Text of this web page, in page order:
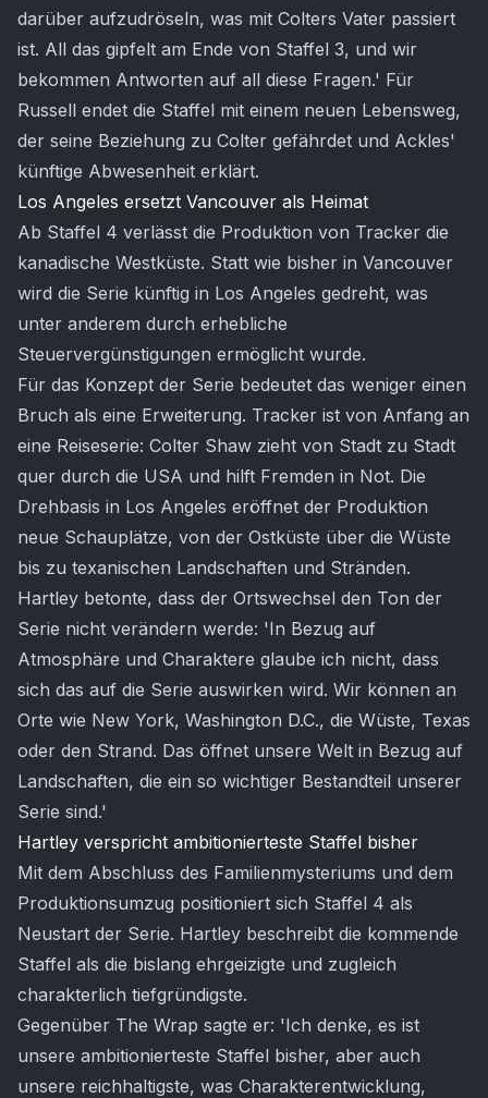
darüber aufzudröseln, was mit Colters Vater passiert
ist. All das gipfelt am Ende von Staffel 3, und wir
bekommen Antworten auf all diese Fragen.' Für
Russell endet die Staffel mit einem neuen Lebensweg,
der seine Beziehung zu Colter gefährdet und Ackles'
künftige Abwesenheit erklärt.
Los Angeles ersetzt Vancouver als Heimat
Ab Staffel 4 verlässt die Produktion von Tracker die
kanadische Westküste. Statt wie bisher in Vancouver
wird die Serie künftig in Los Angeles gedreht, was
unter anderem durch erhebliche
Steuervergünstigungen ermöglicht wurde.
Für das Konzept der Serie bedeutet das weniger einen
Bruch als eine Erweiterung. Tracker ist von Anfang an
eine Reiseserie: Colter Shaw zieht von Stadt zu Stadt
quer durch die USA und hilft Fremden in Not. Die
Drehbasis in Los Angeles eröffnet der Produktion
neue Schauplätze, von der Ostküste über die Wüste
bis zu texanischen Landschaften und Stränden.
Hartley betonte, dass der Ortswechsel den Ton der
Serie nicht verändern werde: 'In Bezug auf
Atmosphäre und Charaktere glaube ich nicht, dass
sich das auf die Serie auswirken wird. Wir können an
Orte wie New York, Washington D.C., die Wüste, Texas
oder den Strand. Das öffnet unsere Welt in Bezug auf
Landschaften, die ein so wichtiger Bestandteil unserer
Serie sind.'
Hartley verspricht ambitionierteste Staffel bisher
Mit dem Abschluss des Familienmysteriums und dem
Produktionsumzug positioniert sich Staffel 4 als
Neustart der Serie. Hartley beschreibt die kommende
Staffel als die bislang ehrgeizigte und zugleich
charakterlich tiefgründigste.
Gegenüber The Wrap sagte er: 'Ich denke, es ist
unsere ambitionierteste Staffel bisher, aber auch
unsere reichhaltigste, was Charakterentwicklung,